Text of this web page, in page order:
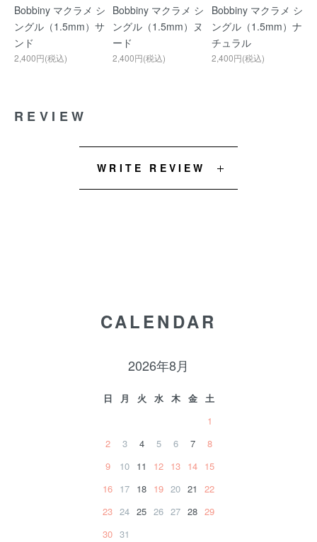
Bobbiny マクラメ シ
ングル（1.5mm）サ
ンド
2,400円(税込)
Bobbiny マクラメ シ
ングル（1.5mm）ヌ
ード
2,400円(税込)
Bobbiny マクラメ シ
ングル（1.5mm）ナ
チュラル
2,400円(税込)
REVIEW
WRITE REVIEW
CALENDAR
2026年8月
日 月 火 水 木 金
土
1
2
3 4 5 6 7
8
9
10 11 12 13 14 15
16 17 18 19 20 21
22
23 24 25 26 27 28 29
30 31